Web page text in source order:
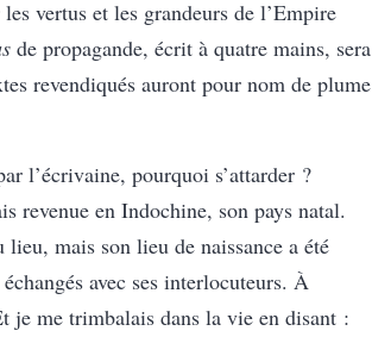
vertus et les grandeurs de l’Empire
de propagande, écrit à quatre mains, sera
revendiqués auront pour nom de plume
l’écrivaine, pourquoi s’attarder ?
revenue en Indochine, son pays natal.
mais son lieu de naissance a été
avec ses interlocuteurs. À
me trimbalais dans la vie en disant :